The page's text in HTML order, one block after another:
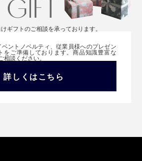
ギフトのご相談を承っております。
ントノベルティ、従業員様へのプレゼン
をご準備しております。商品知識豊富な
相談ください。
詳しくはこちら